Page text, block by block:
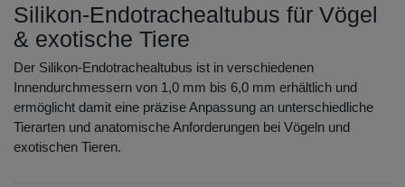
Silikon-Endotrachealtubus für Vögel
& exotische Tiere
Der Silikon-Endotrachealtubus ist in verschiedenen
Innendurchmessern von 1,0 mm bis 6,0 mm erhältlich und
ermöglicht damit eine präzise Anpassung an unterschiedliche
Tierarten und anatomische Anforderungen bei Vögeln und
exotischen Tieren.